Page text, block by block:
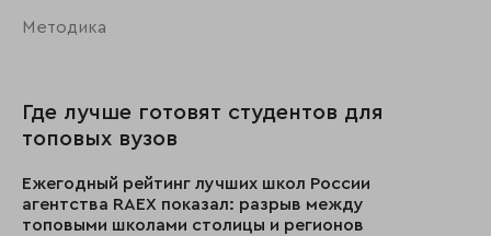
Методика
Где лучше готовят студентов для
топовых вузов
Ежегодный рейтинг лучших школ России
агентства RAEX показал: разрыв между
топовыми школами столицы и регионов